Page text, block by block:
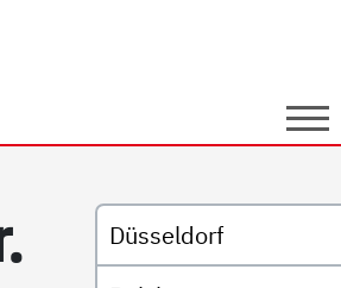
Untermenü
Düsseldorf